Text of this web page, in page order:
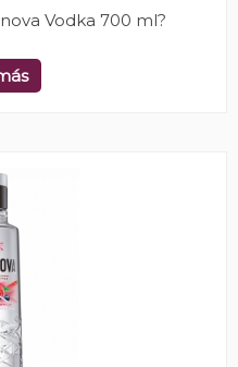
Vodka 700 ml?